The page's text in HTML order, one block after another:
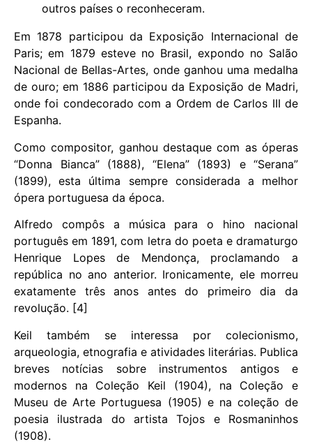
outros países o reconheceram.
Em 1878 participou da Exposição Internacional de
Paris; em 1879 esteve no Brasil, expondo no Salão
Nacional de Bellas-Artes, onde ganhou uma medalha
de ouro; em 1886 participou da Exposição de Madri,
onde foi condecorado com a Ordem de Carlos III de
Espanha.
Como compositor, ganhou destaque com as óperas
“Donna Bianca” (1888), “Elena” (1893) e “Serana”
(1899), esta última sempre considerada a melhor
ópera portuguesa da época.
Alfredo compôs a música para o hino nacional
português em 1891, com letra do poeta e dramaturgo
Henrique Lopes de Mendonça, proclamando a
república no ano anterior. Ironicamente, ele morreu
exatamente três anos antes do primeiro dia da
revolução. [4]
Keil também se interessa por colecionismo,
arqueologia, etnografia e atividades literárias. Publica
breves notícias sobre instrumentos antigos e
modernos na Coleção Keil (1904), na Coleção e
Museu de Arte Portuguesa (1905) e na coleção de
poesia ilustrada do artista Tojos e Rosmaninhos
(1908).